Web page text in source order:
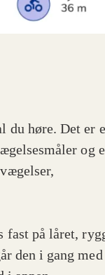
du høre. Det er
og
fast på låret,
den i gang